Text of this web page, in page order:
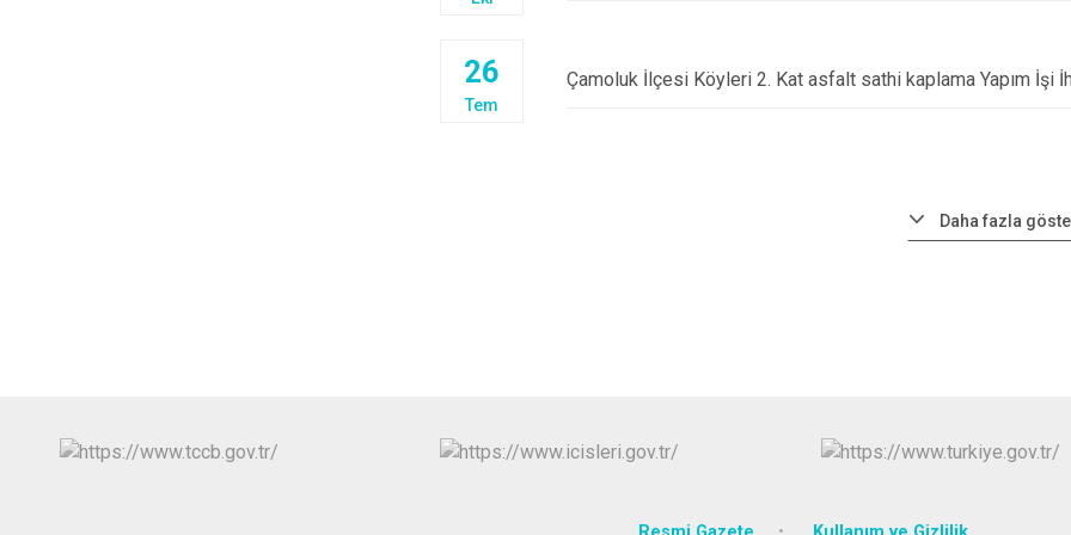
26
Tem
Çamoluk İlçesi Köyleri 2. Kat asfalt sathi kaplama Yapım İşi
Daha fazla